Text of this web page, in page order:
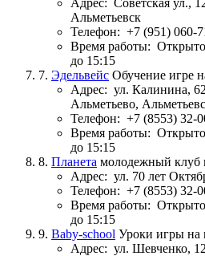
Альметьевск
Телефон: +7 (951) 060-
Время работы:
до 15:15
7. Эдельвейс Обучение игре
Адрес: ул. Калинина,
Альметьево,
Телефон: +7 (8553) 32-
Время работы:
до 15:15
8. Планета молодежный клуб
Адрес: ул. 70 лет
Телефон: +7 (8553) 32-
Время работы:
до 15:15
9. Baby-school Уроки игры на
Адрес: ул. Шевченко,